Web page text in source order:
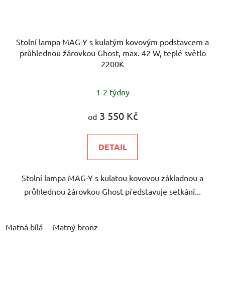
Stolní lampa MAG-Y s kulatým kovovým podstavcem a
průhlednou žárovkou Ghost, max. 42 W, teplé světlo
2200K
1-2 týdny
od3 550 Kč
DETAIL
Stolní lampa MAG-Y s kulatou kovovou základnou a
průhlednou žárovkou Ghost představuje setkání...
Matná bílá Matný bronz